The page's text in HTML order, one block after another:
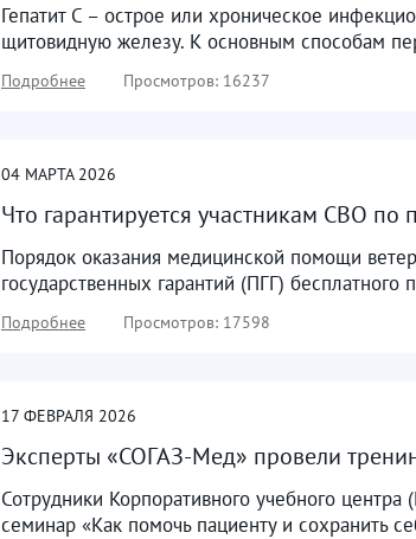
Гепатит С – острое или хроническое
щитовидную железу. К основным способам
Подробнее Просмотров: 16237
04 МАРТА 2026
Что гарантируется участникам СВО
Порядок оказания медицинской помощи
государственных гарантий (ПГГ)
Подробнее Просмотров: 17598
17 ФЕВРАЛЯ 2026
Эксперты «СОГАЗ-Мед» провели
Сотрудники Корпоративного учебного
семинар «Как помочь пациенту и сохранить